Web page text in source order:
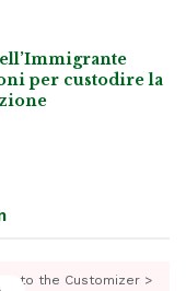
per custodire la
to the Customizer >